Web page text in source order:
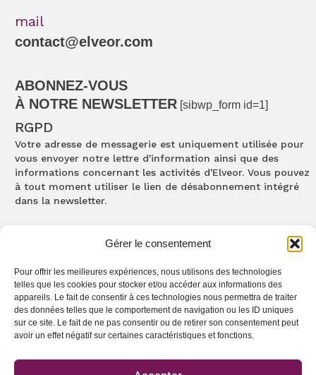
Gérer le consentement
Pour offrir les meilleures expériences, nous utilisons des technologies
telles que les cookies pour stocker et/ou accéder aux informations des
appareils. Le fait de consentir à ces technologies nous permettra de traiter
des données telles que le comportement de navigation ou les ID uniques
sur ce site. Le fait de ne pas consentir ou de retirer son consentement peut
avoir un effet négatif sur certaines caractéristiques et fonctions.
mail
contact@elveor.com
ABONNEZ-VOUS
À NOTRE NEWSLETTER [sibwp_form id=1]
RGPD
Votre adresse de messagerie est uniquement utilisée pour
vous envoyer notre lettre d'information ainsi que des
informations concernant les activités d'Elveor. Vous pouvez
à tout moment utiliser le lien de désabonnement intégré
dans la newsletter.
ACCÈS RAPIDES
Coaching individuel
Coachings et formations d’équipes
Coaching des organisations
Qui sommes-nous
Certificat conformité Qualiopi